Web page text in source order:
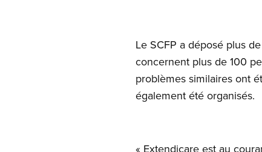
Le SCFP a déposé plus
concernent plus de 100
problèmes similaires ont
également été organisés.
« Extendicare est au